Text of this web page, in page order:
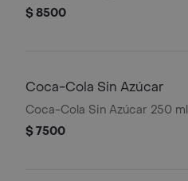
$ 8500
Coca-Cola Sin Azúcar
Coca-Cola Sin Azúcar 250 ml
$ 7500